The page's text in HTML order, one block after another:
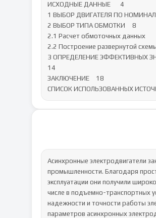
ИСХОДНЫЕ ДАННЫЕ	4
1 ВЫБОР ДВИГАТЕЛЯ ПО
2 ВЫБОР ТИПА ОБМОТКИ	8
2.1 Расчет обмоточных данных	9
2.2 Построение развернутой схемы
3 ОПРЕДЕЛЕНИЕ ЭФФЕКТИВНЫХ
14
ЗАКЛЮЧЕНИЕ	18
Асинхронные электродвигатели
промышленности. Благодаря
эксплуатации они получили
числе в подъемно-транспортных
надежности и точности работы
параметров асинхронных